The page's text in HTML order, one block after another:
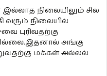
நிலையிலும் சில
நிலையில்
புரிவதற்கு
அங்கு
மக்கள் அல்லல்